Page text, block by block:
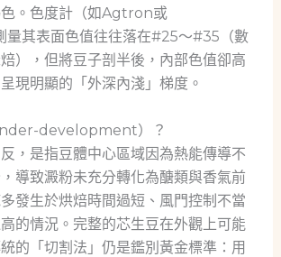
。色度計（如Agtron或
其表面色值往往落在#25～#35（數
），但將豆子剖半後，內部色值卻高
現明顯的「外深內淺」梯度。
development）？
，是指豆體中心區域因為熱能傳導不
導致澱粉未充分轉化為醣類與香氣前
發生於烘焙時間過短、風門控制不當
的情況。完整的芯生豆在外觀上可能
的「切割法」仍是鑑別黃金標準：用